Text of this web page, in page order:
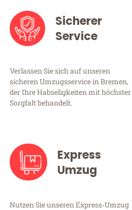
Sicherer
Service
Verlassen Sie sich auf unseren
sicheren Umzugsservice in Bremen,
der Ihre Habseligkeiten mit höchster
Sorgfalt behandelt.
Express
Umzug
Nutzen Sie unseren Express-Umzug